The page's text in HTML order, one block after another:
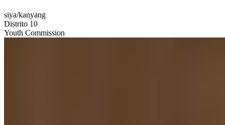
siya/kanyang
Distrito 10
Youth Commission